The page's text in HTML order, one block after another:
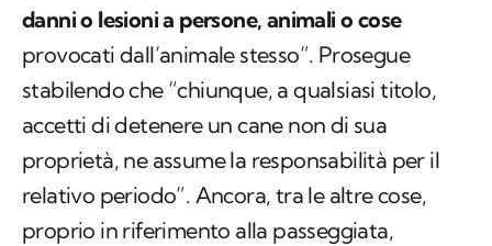
danni o lesioni a persone, animali o cose
provocati dall’animale stesso”. Prosegue
stabilendo che “chiunque, a qualsiasi titolo,
accetti di detenere un cane non di sua
proprietà, ne assume la responsabilità per il
relativo periodo”. Ancora, tra le altre cose,
proprio in riferimento alla passeggiata,